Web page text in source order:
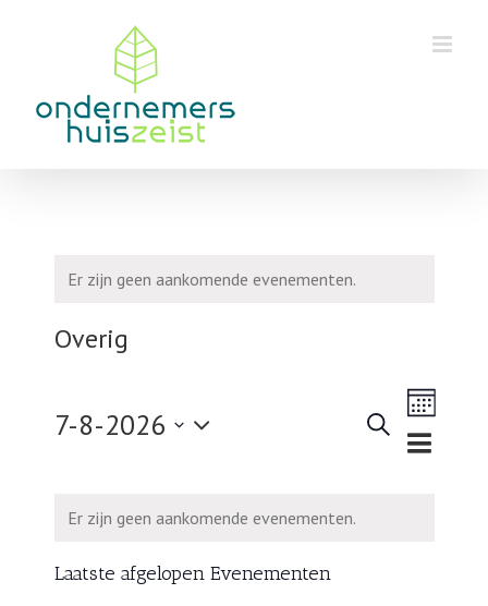
Er zijn geen aankomende evenementen.
Overig
Evenementen
Zoeken
navigatie
Maand
7-8-2026
datum.
van
Er zijn geen aankomende evenementen.
Laatste afgelopen Evenementen